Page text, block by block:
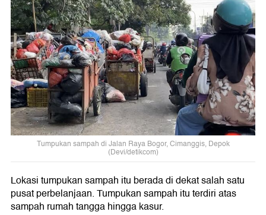
Tumpukan sampah di Jalan Raya Bogor, Cimanggis, Depok
(Devi/detikcom)
Lokasi tumpukan sampah itu berada di dekat salah satu
pusat perbelanjaan. Tumpukan sampah itu terdiri atas
sampah rumah tangga hingga kasur.